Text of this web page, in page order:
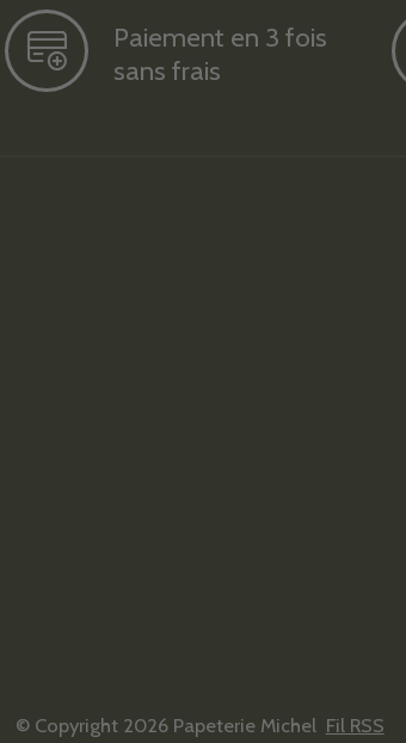
Paiement en 3 fois
sans frais
© Copyright 2026 Papeterie Michel Fil RSS